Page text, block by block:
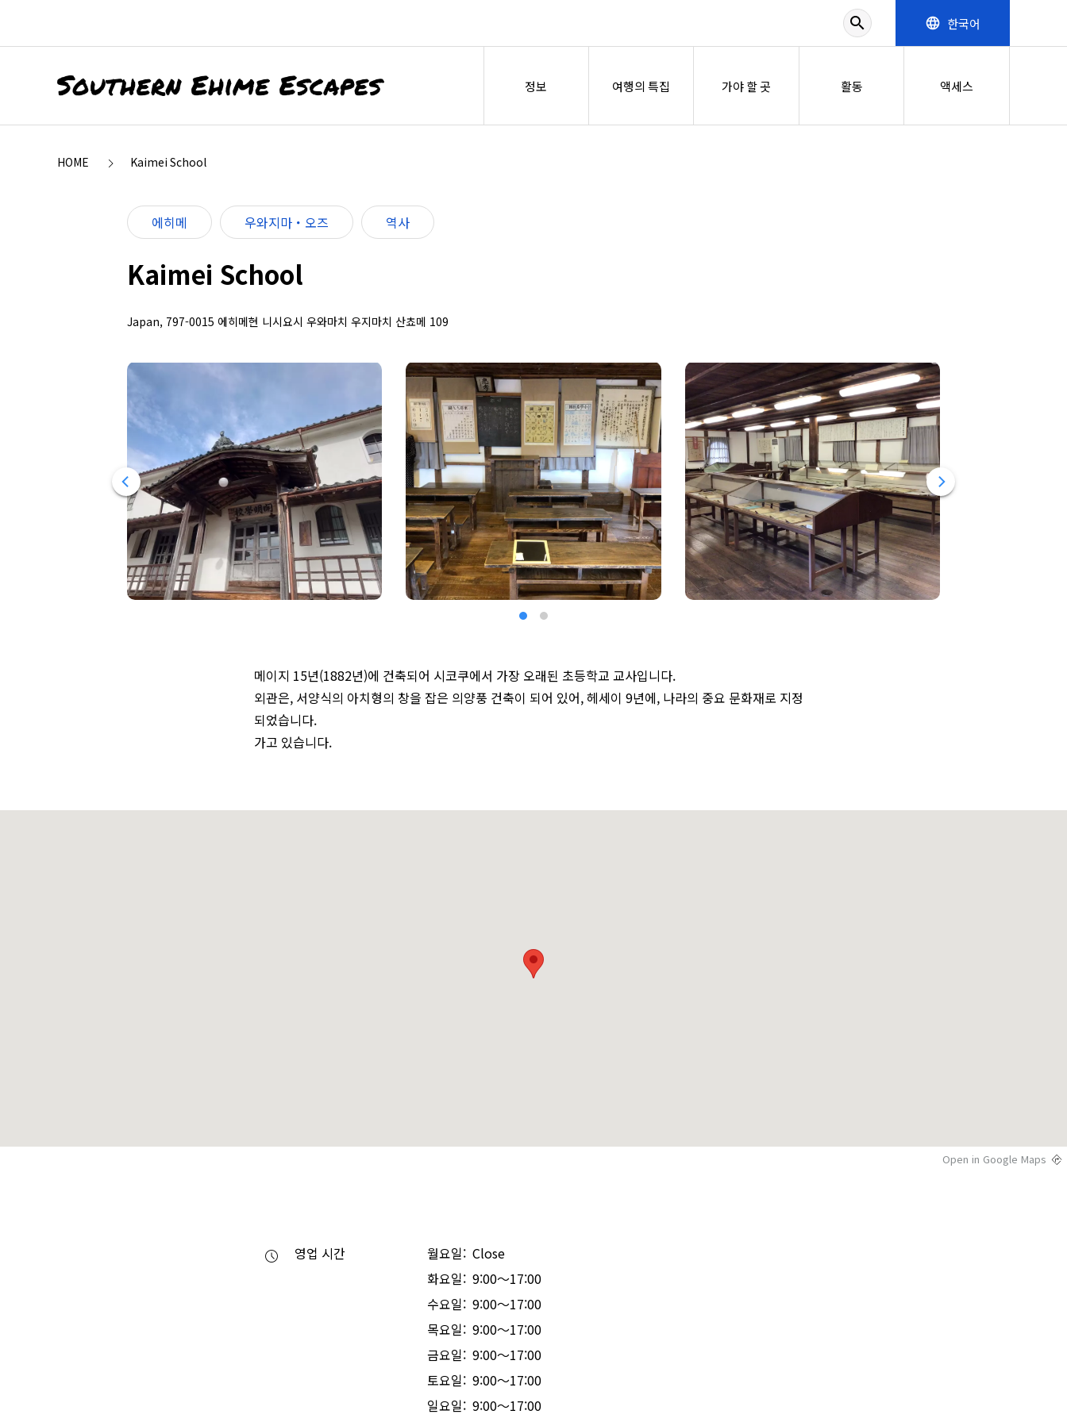
search language 한국어
정보 여행의 특집 가야 할 곳 활동 액세스
HOME Kaimei School
에히메 우와지마・오즈 역사
Kaimei School
Japan, 797-0015 에히메현 니시요시 우와마치 우지마치 산쵸메 109
메이지 15년(1882년)에 건축되어 시코쿠에서 가장 오래된 초등학교 교사입니다.
외관은, 서양식의 아치형의 창을 잡은 의양풍 건축이 되어 있어, 헤세이 9년에, 나라의 중요 문화재로 지정
되었습니다.
가고 있습니다.
Open in Google Maps
영업 시간
월요일: Close
화요일: 9:00～17:00
수요일: 9:00～17:00
목요일: 9:00～17:00
금요일: 9:00～17:00
토요일: 9:00～17:00
일요일: 9:00～17:00